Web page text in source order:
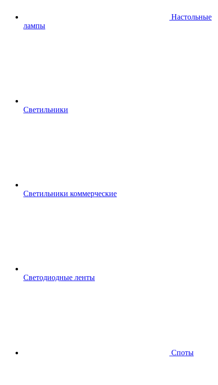
Настольные
лампы
Светильники
Светильники коммерческие
Светодиодные ленты
Споты